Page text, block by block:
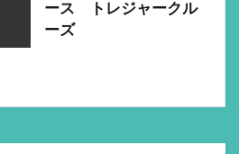
ース トレジャークル
ーズ